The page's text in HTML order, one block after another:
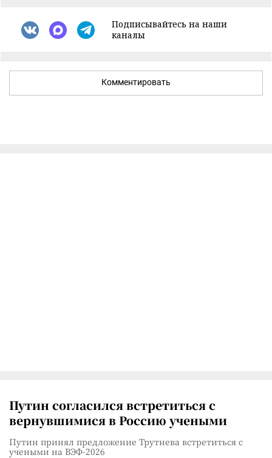
Подписывайтесь на наши
каналы
Комментировать
Путин согласился встретиться с
вернувшимися в Россию учеными
Путин принял предложение Трутнева встретиться с
учеными на ВЭФ-2026